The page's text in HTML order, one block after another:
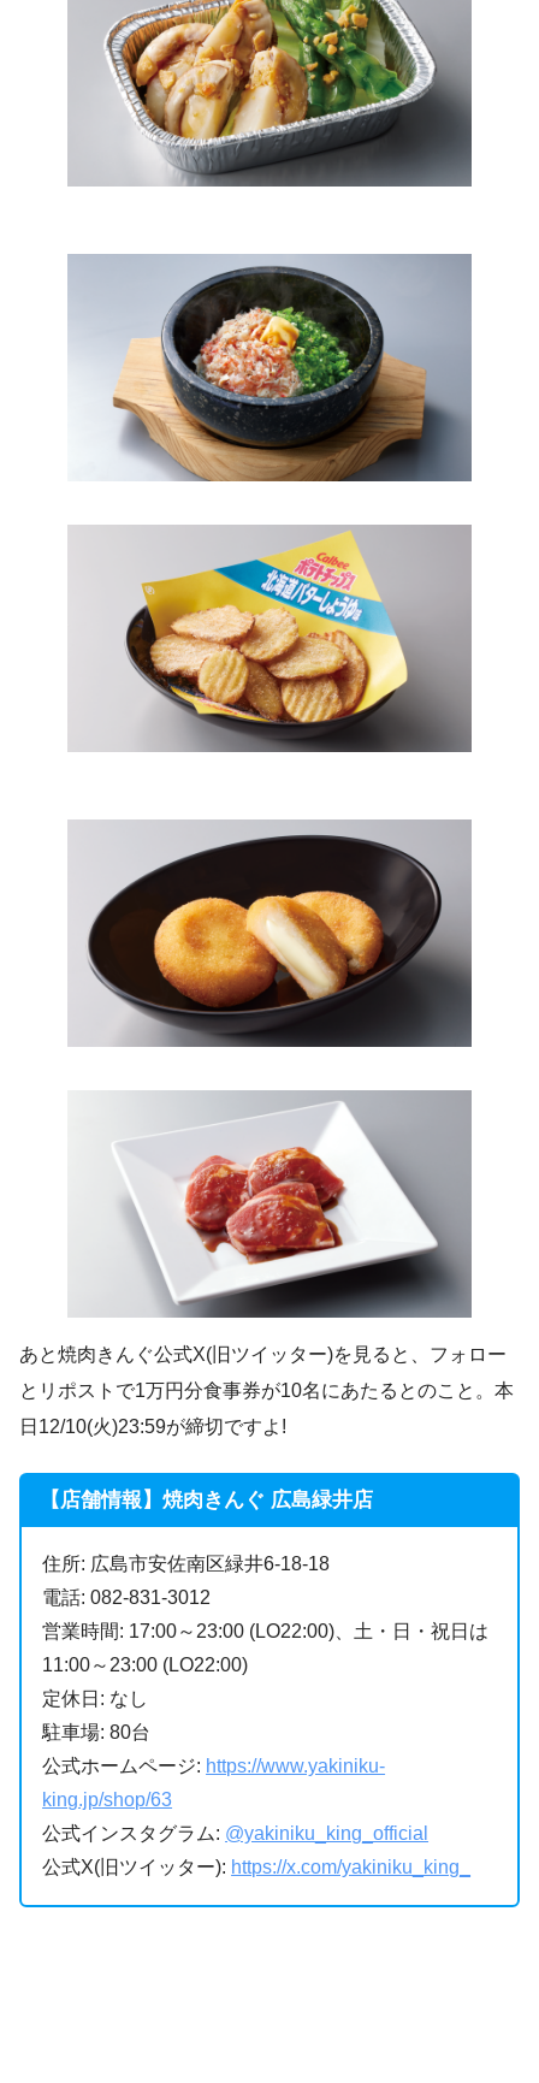
あと焼肉きんぐ公式X(旧ツイッター)を見ると、フォロー
とリポストで1万円分食事券が10名にあたるとのこと。本
日12/10(火)23:59が締切ですよ!
【店舗情報】焼肉きんぐ 広島緑井店
住所: 広島市安佐南区緑井6-18-18
電話: 082-831-3012
営業時間: 17:00～23:00 (LO22:00)、土・日・祝日は
11:00～23:00 (LO22:00)
定休日: なし
駐車場: 80台
公式ホームページ: https://www.yakiniku-
king.jp/shop/63
公式インスタグラム: @yakiniku_king_official
公式X(旧ツイッター): https://x.com/yakiniku_king_